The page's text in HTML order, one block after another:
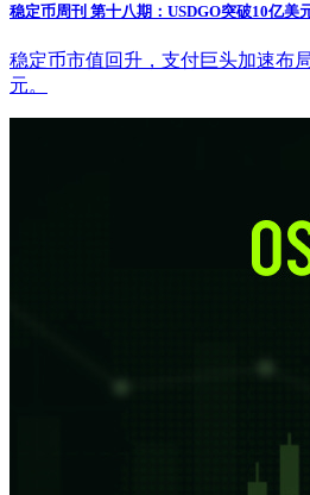
稳定币周刊 第十八期：USDGO突破10亿美
稳定币市值回升，支付巨头加速布
元。